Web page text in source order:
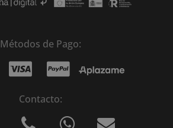
Métodos de Pago:
Contacto: